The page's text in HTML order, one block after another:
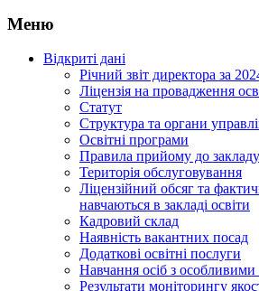
Меню
Відкриті дані
Річний звіт директора за
Ліцензія на провадження
Статут
Структура та органи
Освiтнi програми
Правила прийому до закладу
Територiя обслуговування
Ліцензійний обсяг та
навчаються в закладі освіти
Кадровий склад
Наявність вакантних посад
Додатковi освiтнi послуги
Навчання осіб з особливими
Результати моніторингу